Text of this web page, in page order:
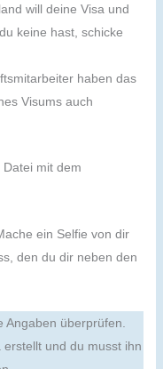
will deine Visa und
keine hast, schicke
haben das
Visums auch
mit dem
ein Selfie von dir
den du dir neben den
Angaben überprüfen.
und du musst ihn